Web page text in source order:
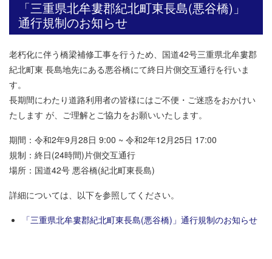
「三重県北牟婁郡紀北町東長島(悪谷橋)」
通行規制のお知らせ
老朽化に伴う橋梁補修工事を行うため、国道42号三重県北牟婁郡
紀北町東 長島地先にある悪谷橋にて終日片側交互通行を行いま
す。
長期間にわたり道路利用者の皆様にはご不便・ご迷惑をおかけい
たします が、ご理解とご協力をお願いいたします。
期間：令和2年9月28日 9:00 ~ 令和2年12月25日 17:00
規制：終日(24時間)片側交互通行
場所：国道42号 悪谷橋(紀北町東長島)
詳細については、以下を参照してください。
「三重県北牟婁郡紀北町東長島(悪谷橋)」通行規制のお知らせ